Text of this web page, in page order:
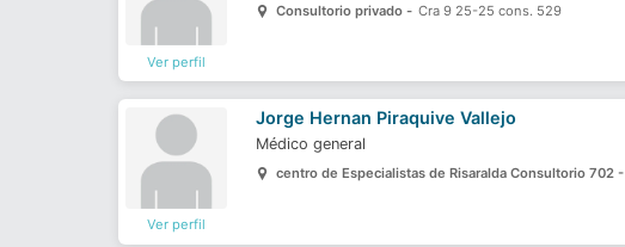
Ver perfil
Consultorio privado - Cra 9 25-25 cons. 529
Ver perfil
Jorge Hernan Piraquive Vallejo
Médico general
centro de Especialistas de Risaralda Consultorio 702 -